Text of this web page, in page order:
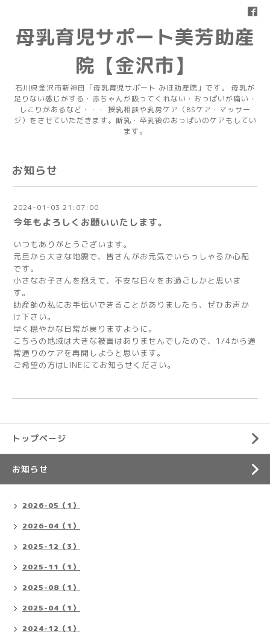
母乳育児サポート美芳助産
院【金沢市】
石川県金沢市新神田「母乳育児サポート みほ助産院」です。 母乳が
足りない感じがする・赤ちゃんが吸ってくれない・おっぱいが痛い・
しこりがあるなど・・・ 授乳相談や乳房ケア（BSケア・マッサー
ジ）をさせていただきます。断乳・卒乳後のおっぱいのケアもしてい
ます。
お知らせ
2024-01-03 21:07:00
今年もよろしくお願いいたします。
いつもありがとうございます。
元旦から大きな地震で、皆さんがお元気でいらっしゃるか心配
です。
小さなお子さんを抱えて、不安な日々をお過ごしかと思いま
す。
助産師の私にお手伝いできることがありましたら、ぜひお声か
け下さい。
早く穏やかな日常が戻りますように。
こちらの地域は大きな被害はありませんでしたので、1/4から通
常通りのケアを再開しようと思います。
ご希望の方はLINEにてお知らせください。
トップページ
お知らせ
2026-05（1）
2026-04（1）
2025-12（3）
2025-11（1）
2025-08（1）
2025-04（1）
2024-12（1）